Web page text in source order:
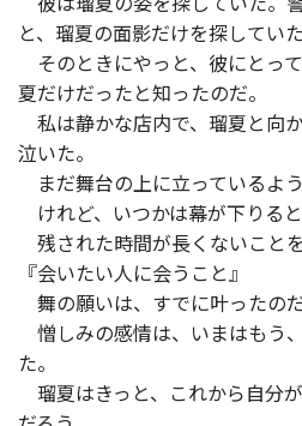
と、瑠夏の面影だけを探していた
そのときにやっと、彼にとっ
夏だけだったと知ったのだ。
私は静かな店内で、瑠夏と向
泣いた。
まだ舞台の上に立っているよ
けれど、いつかは幕が下りる
残された時間が長くないこと
『会いたい人に会うこと』
舞の願いは、すでに叶ったのだ
憎しみの感情は、いまはもう
た。
瑠夏はきっと、これから自分